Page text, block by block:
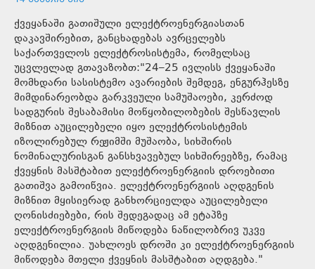
ქვეყანაში გათიშული ელექტროენერგიასთან
დაკავშირებით, განცხადებას ავრცელებს
საქართველოს ელექტროსისტემა, რომელსაც
უცვლელად გთავაზობთ:"24–25 ივლისს ქვეყანაში
მომხდარი სასისტემო ავარიების შემდეგ, ენგურჰესზე
მიმდინარეობდა გარკვეული სამუშაოები, კერძოდ
სადგურის შესაბამისი მოწყობილობების შესწავლის
მიზნით აუცილებელი იყო ელექტროსისტემის
იზოლირებულ რეჟიმში მუშაობა, სიხშირის
ნომინალურისგან განსხვავებულ სიხშირეებზე, რამაც
ქვეყნის მასშტაბით ელექტროენერგიის დროებითი
გათიშვა გამოიწვია. ელექტროენერგიის აღდგენის
მიზნით მყისიერად განხორციელდა აუცილებელი
ღონისძიებები, რის შედეგადაც ამ ეტაპზე
ელექტროენერგიის მიწოდება ნაწილობრივ უკვე
აღდგენილია. უახლოეს დროში კი ელექტროენერგიის
მიწოდება მთელი ქვეყნის მასშტაბით აღდგება."